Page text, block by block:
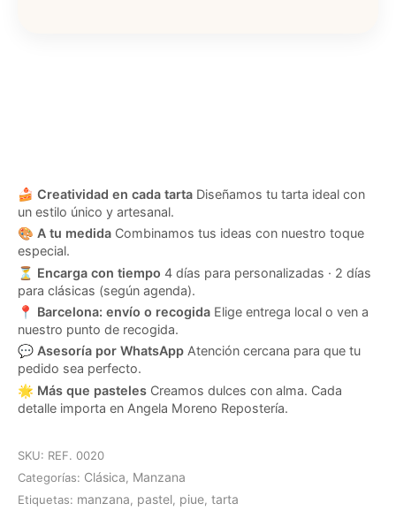
🍰 Creatividad en cada tarta Diseñamos tu tarta ideal con
un estilo único y artesanal.
🎨 A tu medida Combinamos tus ideas con nuestro toque
especial.
⏳ Encarga con tiempo 4 días para personalizadas · 2 días
para clásicas (según agenda).
📍 Barcelona: envío o recogida Elige entrega local o ven a
nuestro punto de recogida.
💬 Asesoría por WhatsApp Atención cercana para que tu
pedido sea perfecto.
🌟 Más que pasteles Creamos dulces con alma. Cada
detalle importa en Angela Moreno Repostería.
SKU: REF. 0020
Categorías: Clásica Manzana
Etiquetas: manzana pastel piue tarta